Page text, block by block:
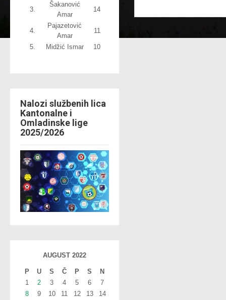
3.
Šakanović
Amar
14
4.
Pajazetović
Amar
11
5. Midžić Ismar 10
Nalozi službenih lica
Kantonalne i
Omladinske lige
2025/2026
AUGUST 2022
P U S Č P S N
1 2 3 4 5 6
7
8
9 10 11 12 13
14